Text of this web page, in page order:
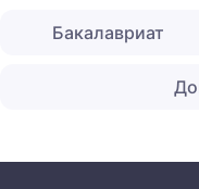
Бакалавриат